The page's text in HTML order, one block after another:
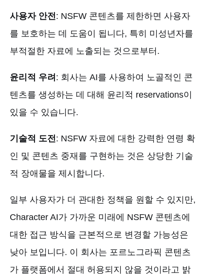
사용자 안전: NSFW 콘텐츠를 제한하면 사용자
를 보호하는 데 도움이 됩니다, 특히 미성년자를
부적절한 자료에 노출되는 것으로부터.
윤리적 우려 : 회사는 AI를 사용하여 노골적인 콘
텐츠를 생성하는 데 대해 윤리적 reservations이
있을 수 있습니다.
기술적 도전: NSFW 자료에 대한 강력한 연령 확
인 및 콘텐츠 중재를 구현하는 것은 상당한 기술
적 장애물을 제시합니다.
일부 사용자가 더 관대한 정책을 원할 수 있지만,
Character AI가 가까운 미래에 NSFW 콘텐츠에
대한 접근 방식을 근본적으로 변경할 가능성은
낮아 보입니다. 이 회사는 포르노그라픽 콘텐츠
가 플랫폼에서 절대 허용되지 않을 것이라고 밝